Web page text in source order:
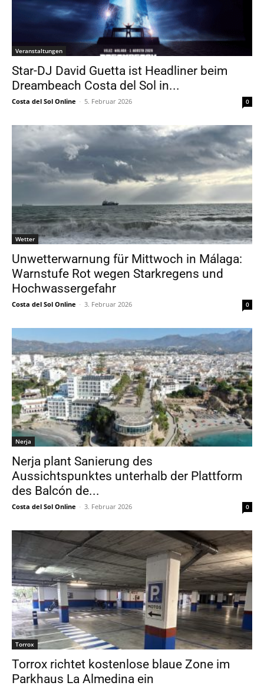
Veranstaltungen
Star-DJ David Guetta ist Headliner beim
Dreambeach Costa del Sol in...
Costa del Sol Online - 5. Februar 2026 0
Wetter
Unwetterwarnung für Mittwoch in Málaga:
Warnstufe Rot wegen Starkregens und
Hochwassergefahr
Costa del Sol Online - 3. Februar 2026 0
Nerja
Nerja plant Sanierung des
Aussichtspunktes unterhalb der Plattform
des Balcón de...
Costa del Sol Online - 3. Februar 2026 0
Torrox
Torrox richtet kostenlose blaue Zone im
Parkhaus La Almedina ein